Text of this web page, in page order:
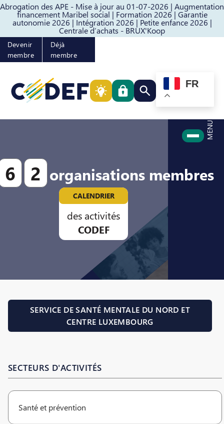
Abrogation des APE - Mise à jour au 01-07-2026 | Augmentation
financement Maribel social | Formation 2026 | Garantie
autonomie 2026 | Intégration 2026 | Petite enfance 2026 |
Centrale d’achats - BRUX'Koop
Passer au contenuPasser au pied de page
Devenir
membre
Déjà
membre
Rechercher quelque
FR
MENU
6 2 organisations membres
CALENDRIER
des activités
CODEF
SERVICE DE SANTÉ MENTALE DU NORD ET
CENTRE LUXEMBOURG
SECTEURS D'ACTIVITÉS
Santé et prévention